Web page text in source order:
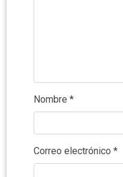
Nombre *
Correo electrónico *